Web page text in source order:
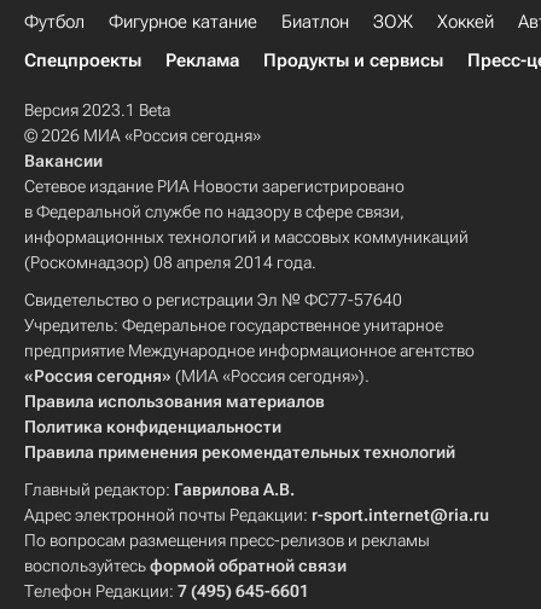
Футбол Фигурное катание Биатлон ЗОЖ Хоккей
Спецпроекты
Реклама Продукты и сервисы Пресс-
Версия 2023.1 Beta
© 2026 МИА «Россия сегодня»
Вакансии
Сетевое издание РИА Новости зарегистрировано
в Федеральной службе по надзору в сфере связи,
информационных технологий и массовых коммуникаций
(Роскомнадзор) 08 апреля 2014 года.
Свидетельство о регистрации Эл № ФС77-57640
Учредитель: Федеральное государственное унитарное
предприятие Международное информационное агентство
«Россия сегодня» (МИА «Россия сегодня»).
Правила использования материалов
Политика конфиденциальности
Правила применения рекомендательных технологий
Главный редактор: Гаврилова А.В.
Адрес электронной почты Редакции: r-sport.internet@ria.ru
По вопросам размещения пресс-релизов и рекламы
воспользуйтесьформой обратной связи
Телефон Редакции: 7 (495) 645-6601